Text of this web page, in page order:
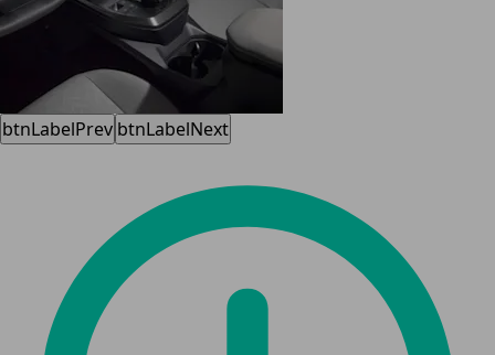
btnLabelPrev btnLabelNext